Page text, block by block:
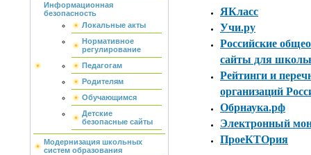
Информационная
безопасность
Локальные акты
Нормативное
регулирование
Педагогам
Родителям
Обучающимся
Детские
безопасные сайты
Модернизация школьных
систем образования
ЯКласс
Учи.ру
Российские
сайты для
Рейтинги и
организаций
Обрнаука.рф
Электронный
ПроеКТОрия